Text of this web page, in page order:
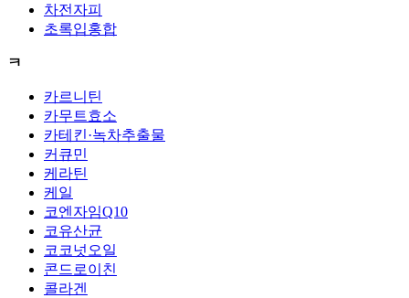
차전자피
초록입홍합
ㅋ
카르니틴
카무트효소
카테킨·녹차추출물
커큐민
케라틴
케일
코엔자임Q10
코유산균
코코넛오일
콘드로이친
콜라겐